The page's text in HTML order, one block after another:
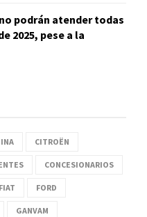
podrán atender todas
2025, pese a la
CITROËN
CONCESIONARIOS
FIAT FORD
GANVAM